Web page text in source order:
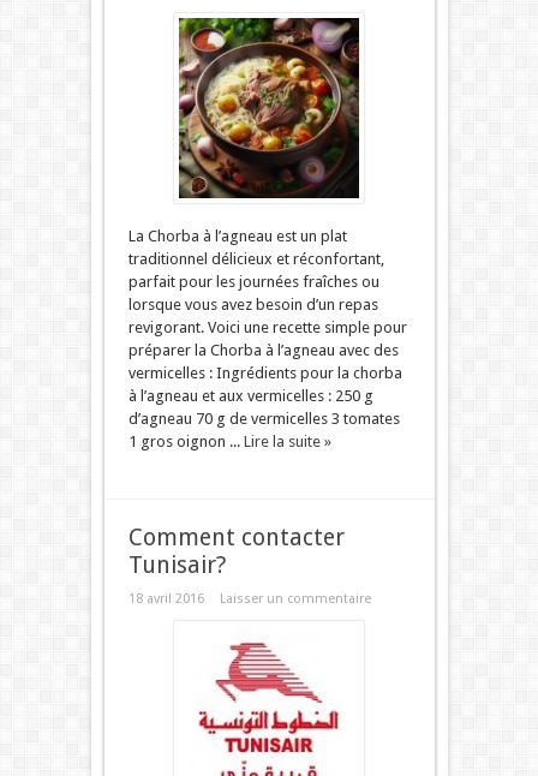
La Chorba à l’agneau est un plat
traditionnel délicieux et réconfortant,
parfait pour les journées fraîches ou
lorsque vous avez besoin d’un repas
revigorant. Voici une recette simple pour
préparer la Chorba à l’agneau avec des
vermicelles : Ingrédients pour la chorba
à l’agneau et aux vermicelles : 250 g
d’agneau 70 g de vermicelles 3 tomates
1 gros oignon ... Lire la suite »
Comment contacter
Tunisair?
18 avril 2016 Laisser un commentaire